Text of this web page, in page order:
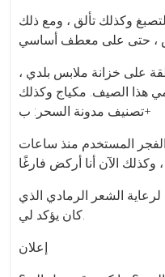
وكذلك تألق ، ومع ذلك
على خزانة ملابس بلدي ،
هذا الصيف. مكياج وكذلك
تصنيف مدونة السحر: ب+
المستخدم منذ ساعات
الشعر الرمادي الذي
كان يؤكد لي.
إعلان